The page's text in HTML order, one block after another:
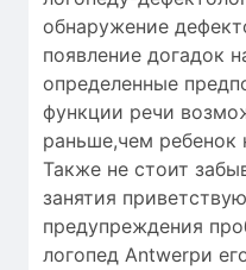
обнаружение
появление догадок
определенные
функции речи
раньше,чем ребенок
Также не стоит
занятия
предупреждения
логопед Antwerpи